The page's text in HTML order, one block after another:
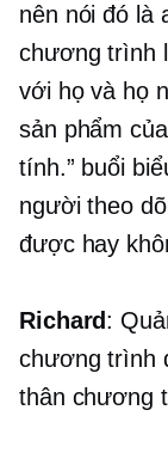
nên nói đó là
chương trình
với họ và họ
sản phẩm
tính.” buổi
người theo
được hay
Richard:
chương trình
thân chương